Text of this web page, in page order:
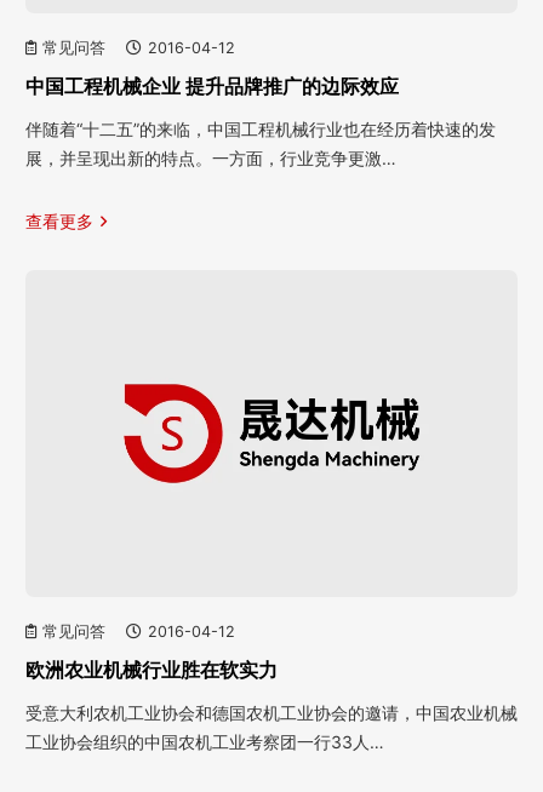
常见问答 2016-04-12
中国工程机械企业 提升品牌推广的边际效应
伴随着“十二五”的来临，中国工程机械行业也在经历着快速的发
展，并呈现出新的特点。一方面，行业竞争更激…
查看更多
常见问答 2016-04-12
欧洲农业机械行业胜在软实力
受意大利农机工业协会和德国农机工业协会的邀请，中国农业机械
工业协会组织的中国农机工业考察团一行33人…